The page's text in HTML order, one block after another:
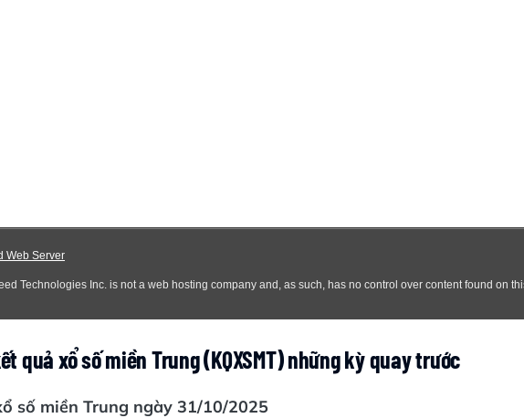
quả xổ số miền Trung (KQXSMT) những kỳ quay trước
số miền Trung ngày 31/10/2025